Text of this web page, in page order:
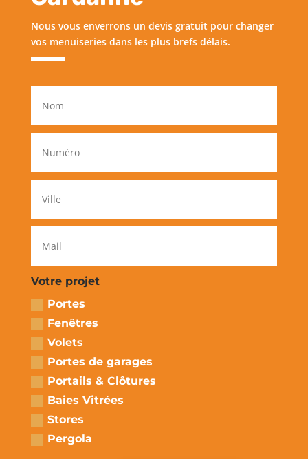
Nous vous enverrons un devis gratuit pour changer
vos menuiseries dans les plus brefs délais.
Votre projet
Portes
Fenêtres
Volets
Portes de garages
Portails & Clôtures
Baies Vitrées
Stores
Pergola